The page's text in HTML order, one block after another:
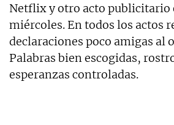
Netflix y otro acto publicitario
miércoles. En todos los actos
declaraciones poco amigas al
Palabras bien escogidas,
esperanzas controladas.